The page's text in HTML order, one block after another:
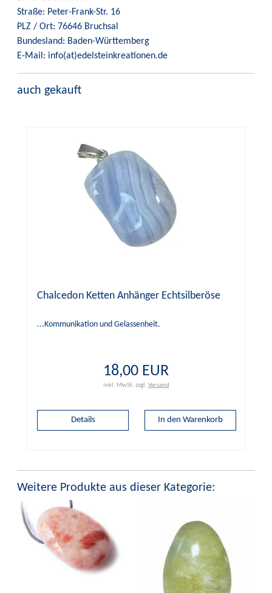
Straße: Peter-Frank-Str. 16
PLZ / Ort: 76646 Bruchsal
Bundesland: Baden-Württemberg
E-Mail: info(at)edelsteinkreationen.de
auch gekauft
Chalcedon Ketten Anhänger Echtsilberöse
...Kommunikation und Gelassenheit.
18,00 EUR
inkl. MwSt. zzgl. Versand
Details
Weitere Produkte aus dieser Kategorie: